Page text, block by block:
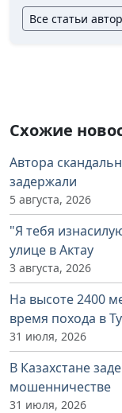
Все статьи
Схожие
Автора
задержали
5 августа, 2026
"Я тебя
улице в Актау
3 августа, 2026
На высоте 2400
время похода в
31 июля, 2026
В Казахстане
мошенничестве
31 июля, 2026